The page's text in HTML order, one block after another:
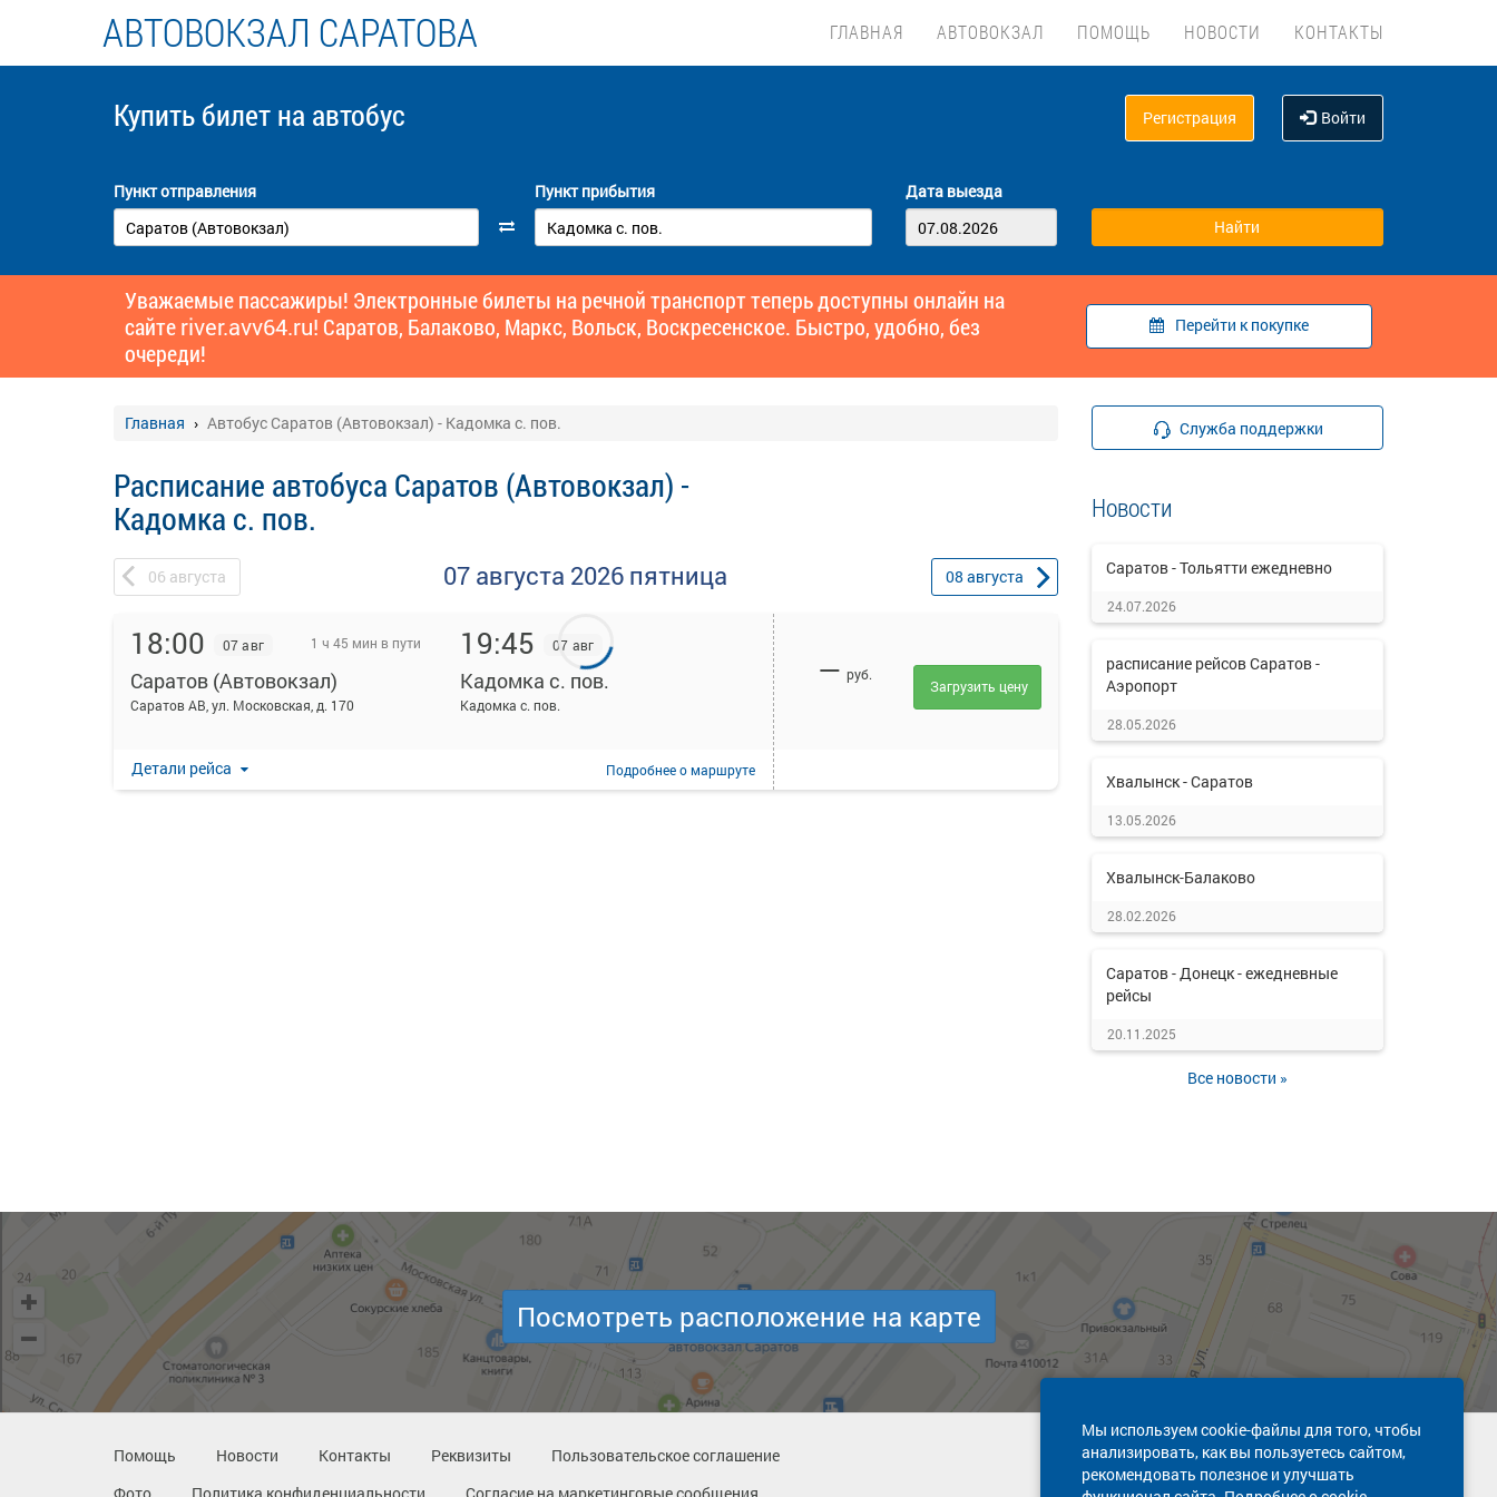
АВТОВОКЗАЛ САРАТОВА ГЛАВНАЯ АВТОВОКЗАЛ ПОМОЩЬ НОВОСТИ КОНТАКТЫ
Купить билет на автобус Регистрация Войти
Пункт отправления Пункт прибытия Дата выезда
Уважаемые пассажиры! Электронные билеты на речной транспорт теперь доступны онлайн на
сайтеriver.avv64.ru! Саратов, Балаково, Маркс, Вольск, Воскресенское. Быстро, удобно, без
очереди!
Перейти к покупке
Главная Автобус Саратов (Автовокзал) - Кадомка с. пов.
Расписание автобуса Саратов (Автовокзал) -
Кадомка с. пов.
06 августа 07 августа 2026 пятница 08 августа
18:00 07 авг 1 ч 45 мин в пути
Саратов (Автовокзал)
Саратов АВ, ул. Московская, д. 170
19:45 07 авг
Кадомка с. пов.
Кадомка с. пов.
Детали рейса Подробнеео маршруте
— руб.
Загрузить цену
Служба поддержки
Новости
Саратов - Тольятти ежедневно
24.07.2026
расписание рейсов Саратов -
Аэропорт
28.05.2026
Хвалынск - Саратов
13.05.2026
Хвалынск-Балаково
28.02.2026
Саратов - Донецк - ежедневные
рейсы
20.11.2025
Все новости »
Мы используем cookie-файлы для того, чтобы
анализировать, как вы пользуетесь сайтом,
рекомендовать полезное и улучшать
Посмотреть расположение на карте
Помощь Новости Контакты Реквизиты
Пользовательское соглашение
Техническая поддержка сайта
8 800 600-03-38